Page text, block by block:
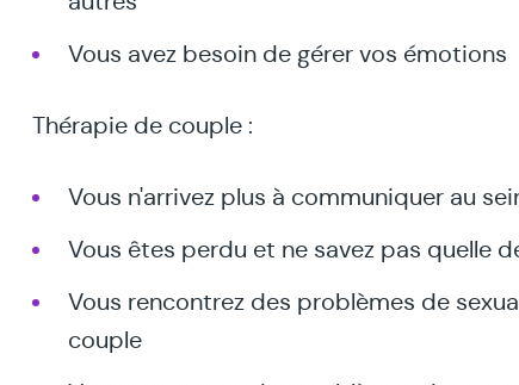
Vous avez besoin de gérer vos émotions
Thérapie de couple :
Vous n'arrivez plus à communiquer au
Vous êtes perdu et ne savez pas quelle
Vous rencontrez des problèmes de
couple